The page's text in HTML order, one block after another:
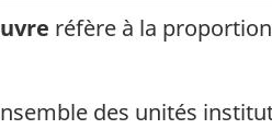
réfère à la
des unités